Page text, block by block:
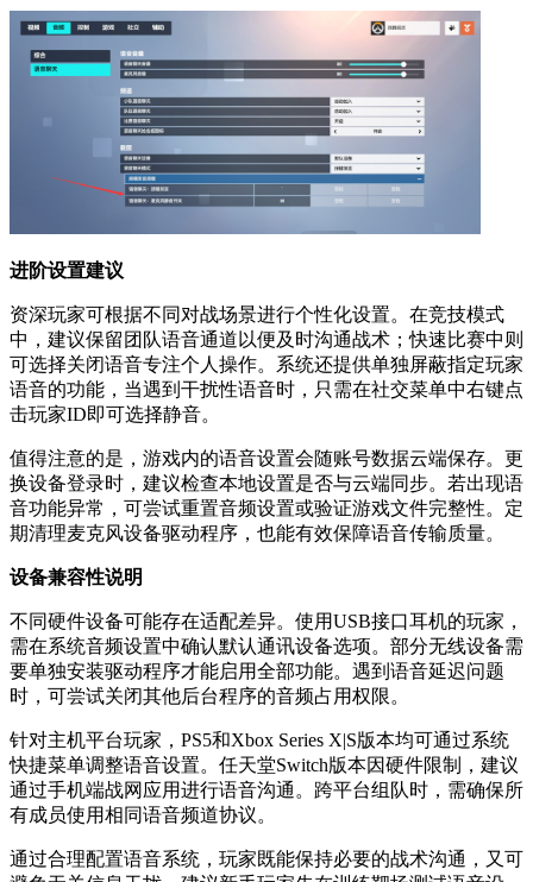
进阶设置建议
资深玩家可根据不同对战场景进行个性化设置。在竞技模式
中，建议保留团队语音通道以便及时沟通战术；快速比赛中则
可选择关闭语音专注个人操作。系统还提供单独屏蔽指定玩家
语音的功能，当遇到干扰性语音时，只需在社交菜单中右键点
击玩家ID即可选择静音。
值得注意的是，游戏内的语音设置会随账号数据云端保存。更
换设备登录时，建议检查本地设置是否与云端同步。若出现语
音功能异常，可尝试重置音频设置或验证游戏文件完整性。定
期清理麦克风设备驱动程序，也能有效保障语音传输质量。
设备兼容性说明
不同硬件设备可能存在适配差异。使用USB接口耳机的玩家，
需在系统音频设置中确认默认通讯设备选项。部分无线设备需
要单独安装驱动程序才能启用全部功能。遇到语音延迟问题
时，可尝试关闭其他后台程序的音频占用权限。
针对主机平台玩家，PS5和Xbox Series X|S版本均可通过系统
快捷菜单调整语音设置。任天堂Switch版本因硬件限制，建议
通过手机端战网应用进行语音沟通。跨平台组队时，需确保所
有成员使用相同语音频道协议。
通过合理配置语音系统，玩家既能保持必要的战术沟通，又可